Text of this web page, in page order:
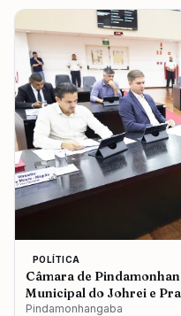
POLÍTICA
Câmara de
Municipal do Johrei e
Pindamonhangaba